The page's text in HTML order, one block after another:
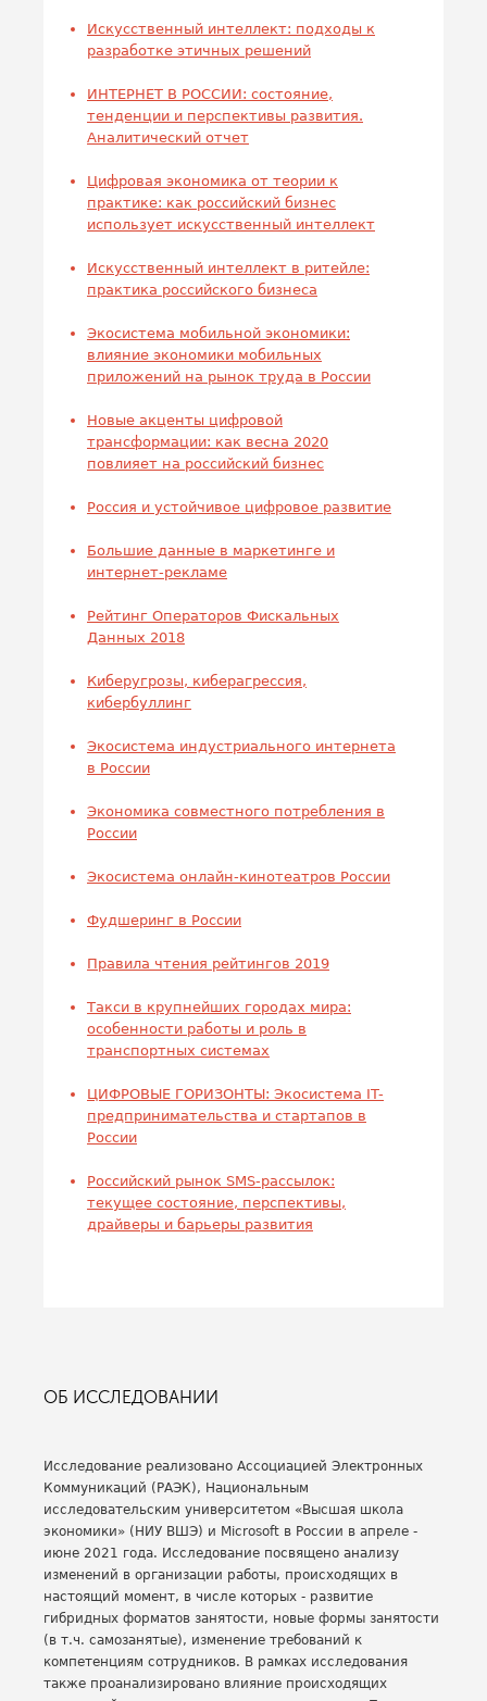
Искусственный интеллект: подходы к
разработке этичных решений
ИНТЕРНЕТ В РОССИИ: состояние,
тенденции и перспективы развития.
Аналитический отчет
Цифровая экономика от теории к
практике: как российский бизнес
использует искусственный интеллект
Искусственный интеллект в ритейле:
практика российского бизнеса
Экосистема мобильной экономики:
влияние экономики мобильных
приложений на рынок труда в России
Новые акценты цифровой
трансформации: как весна 2020
повлияет на российский бизнес
Россия и устойчивое цифровое развитие
Большие данные в маркетинге и
интернет-рекламе
Рейтинг Операторов Фискальных
Данных 2018
Киберугрозы, киберагрессия,
кибербуллинг
Экосистема индустриального интернета
в России
Экономика совместного потребления в
России
Экосистема онлайн-кинотеатров России
Фудшеринг в России
Правила чтения рейтингов 2019
Такси в крупнейших городах мира:
особенности работы и роль в
транспортных системах
ЦИФРОВЫЕ ГОРИЗОНТЫ: Экосистема IT-
предпринимательства и стартапов в
России
Российский рынок SMS-рассылок:
текущее состояние, перспективы,
драйверы и барьеры развития
ОБ ИССЛЕДОВАНИИ
Исследование реализовано Ассоциацией Электронных
Коммуникаций (РАЭК), Национальным
исследовательским университетом «Высшая школа
экономики» (НИУ ВШЭ) и Microsoft в России в апреле -
июне 2021 года. Исследование посвящено анализу
изменений в организации работы, происходящих в
настоящий момент, в числе которых - развитие
гибридных форматов занятости, новые формы занятости
(в т.ч. самозанятые), изменение требований к
компетенциям сотрудников. В рамках исследования
также проанализировано влияние происходящих